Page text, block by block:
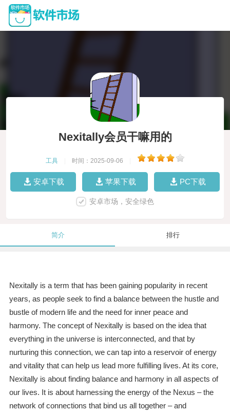
Nexitally会员干嘛用的
工具 时间：2025-09-06
安卓下载 苹果下载 PC下载
安卓市场，安全绿色
简介 排行
Nexitally is a term that has been gaining popularity in recent
years, as people seek to find a balance between the hustle and
bustle of modern life and the need for inner peace and
harmony. The concept of Nexitally is based on the idea that
everything in the universe is interconnected, and that by
nurturing this connection, we can tap into a reservoir of energy
and vitality that can help us lead more fulfilling lives. At its core,
Nexitally is about finding balance and harmony in all aspects of
our lives. It is about harnessing the energy of the Nexus – the
network of connections that bind us all together – and